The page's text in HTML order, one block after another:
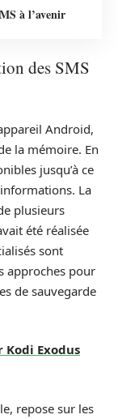
à l’avenir
des SMS
Android,
la mémoire. En
jusqu’à ce
La
plusieurs
été réalisée
sont
approches pour
de sauvegarde
Kodi Exodus
repose sur les